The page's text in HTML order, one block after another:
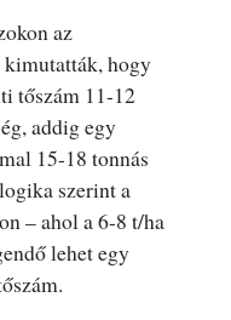
az
kimutatták, hogy
tőszám 11-12
addig egy
15-18 tonnás
szerint a
– ahol a 6-8 t/ha
lehet egy